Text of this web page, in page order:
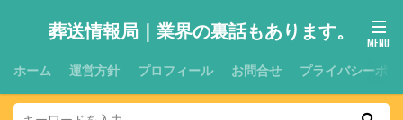
葬送情報局｜業界の裏話もあります。
ホーム 運営方針 プロフィール お問合せ プライバシーポ